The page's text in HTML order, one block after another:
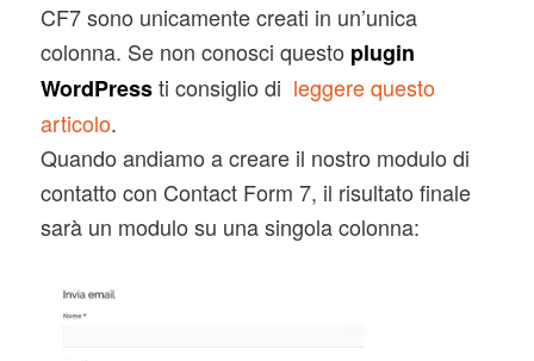
CF7 sono unicamente creati in un’unica
colonna. Se non conosci questo plugin
WordPressti consiglio di leggere questo
articolo.
Quando andiamo a creare il nostro modulo di
contatto con Contact Form 7, il risultato finale
sarà un modulo su una singola colonna: